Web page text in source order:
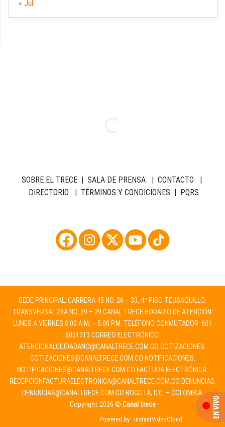
« Jul
SOBRE EL TRECE| SALA DE PRENSA| CONTACTO |
DIRECTORIO | TÉRMINOS Y CONDICIONES | PQRS
SEDE PRINCIPAL: CARRERA 45 NO. 26 – 33, 4º PISO TEUSAQUILLO:
TRANSVERSAL 28A NO. 39 – 29 CANAL TRECE HORARIO DE ATENCIÓN:
LUNES A VIERNES 8:00 A.M. – 5:00 P.M. TELÉFONO CONMUTADOR: 601
6051313 CORREO ELECTRÓNICO:
ATENCIONALCIUDADANO@CANALTRECE.COM.CO COTIZACIONES:
COTIZACIONES@CANALTRECE.COM.CO NOTIFICACIONES:
NOTIFICACIONES@CANALTRECE.COM.CO FACTURA ELECTRÓNICA:
RECEPCIONFACTURAELECTRONICA@CANALTRECE.COM.CO DENUNCIAS:
DENUNCIAS@CANALTRECE.COM.CO BOGOTÁ, D.C. – COLOMBIA.
Copyright 2026 © Canal trece
Powered by : InstantVideoCloud